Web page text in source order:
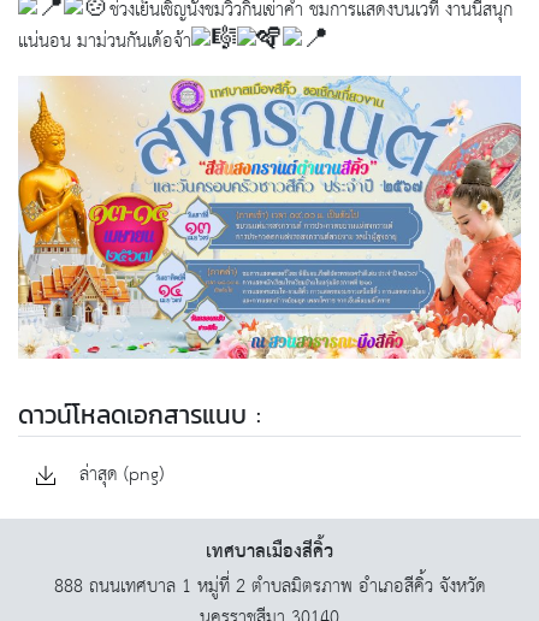
ช่วงเย็นเชิญนั่งชมวิวกินเข่าค่ำ ชมการแสดงบนเวที งานนี้สนุก
แน่นอน มาม่วนกันเด้อจ้า
ดาวน์โหลดเอกสารแนบ :
ล่าสุด (png)
เทศบาลเมืองสีคิ้ว
888 ถนนเทศบาล 1 หมู่ที่ 2 ตำบลมิตรภาพ อำเภอสีคิ้ว จังหวัด